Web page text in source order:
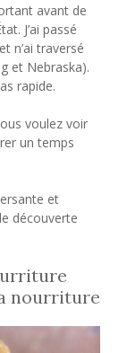
avant de
J’ai passé
n’ai traversé
et Nebraska).
rapide.
voulez voir
un temps
et
découverte
nourriture